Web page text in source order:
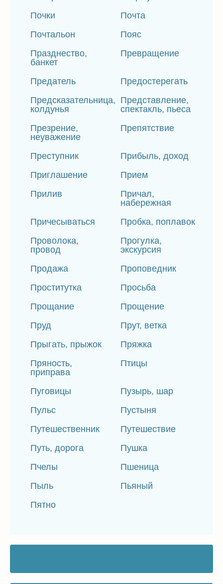
Почки
Почта
Почтальон
Пояс
Празднество,
банкет
Превращение
Предатель
Предостерегать
Предсказательница,
колдунья
Представление,
спектакль, пьеса
Презрение,
неуважение
Препятствие
Преступник
Прибыль, доход
Приглашение
Прием
Прилив
Причал,
набережная
Причесываться
Пробка, поплавок
Проволока,
провод
Прогулка,
экскурсия
Продажа
Проповедник
Проститутка
Просьба
Прощание
Прощение
Пруд
Прут, ветка
Прыгать, прыжок
Пряжка
Пряность,
приправа
Птицы
Пуговицы
Пузырь, шар
Пульс
Пустыня
Путешественник
Путешествие
Путь, дорога
Пушка
Пчелы
Пшеница
Пыль
Пьяный
Пятно